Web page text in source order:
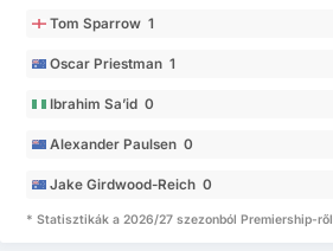
Tom Sparrow 1
Oscar Priestman 1
Ibrahim Sa’id 0
Alexander Paulsen 0
Jake Girdwood-Reich 0
* Statisztikák a 2026/27 szezonból Premiership-ről